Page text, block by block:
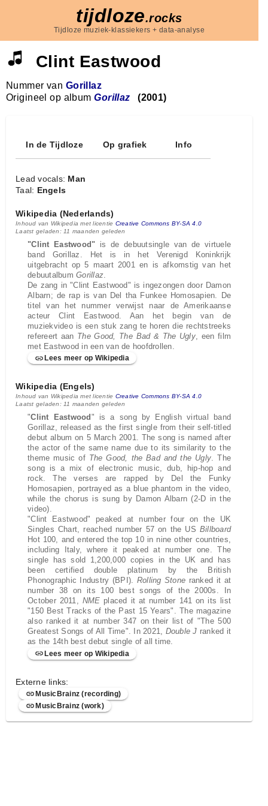
tijdloze.rocks
Tijdloze muziek-klassiekers + data-analyse
Clint Eastwood
Nummer van Gorillaz
Origineel op albumGorillaz (2001)
In de Tijdloze Op grafiek Info
Lead vocals: Man
Taal: Engels
Wikipedia (Nederlands)
Inhoud van Wikipedia met licentie Creative Commons BY-SA 4.0
Laatst geladen: 11 maanden geleden
"Clint Eastwood" is de debuutsingle van de virtuele
band Gorillaz. Het is in het Verenigd Koninkrijk
uitgebracht op 5 maart 2001 en is afkomstig van het
debuutalbum Gorillaz.
De zang in "Clint Eastwood" is ingezongen door Damon
Albarn; de rap is van Del tha Funkee Homosapien. De
titel van het nummer verwijst naar de Amerikaanse
acteur Clint Eastwood. Aan het begin van de
muziekvideo is een stuk zang te horen die rechtstreeks
refereert aan The Good, The Bad & The Ugly, een film
met Eastwood in een van de hoofdrollen.
Lees meer op Wikipedia
Wikipedia (Engels)
Inhoud van Wikipedia met licentie Creative Commons BY-SA 4.0
Laatst geladen: 11 maanden geleden
"Clint Eastwood " is a song by English virtual band
Gorillaz, released as the first single from their self-titled
debut album on 5 March 2001. The song is named after
the actor of the same name due to its similarity to the
theme music of The Good, the Bad and the Ugly. The
song is a mix of electronic music, dub, hip-hop and
rock. The verses are rapped by Del the Funky
Homosapien, portrayed as a blue phantom in the video,
while the chorus is sung by Damon Albarn (2-D in the
video).
"Clint Eastwood" peaked at number four on the UK
Singles Chart, reached number 57 on the US Billboard
Hot 100, and entered the top 10 in nine other countries,
including Italy, where it peaked at number one. The
single has sold 1,200,000 copies in the UK and has
been certified double platinum by the British
Phonographic Industry (BPI). Rolling Stone ranked it at
number 38 on its 100 best songs of the 2000s. In
October 2011, NME placed it at number 141 on its list
"150 Best Tracks of the Past 15 Years". The magazine
also ranked it at number 347 on their list of "The 500
Greatest Songs of All Time". In 2021, Double J ranked it
as the 14th best debut single of all time.
Lees meer op Wikipedia
Externe links:
MusicBrainz (recording)
MusicBrainz (work)